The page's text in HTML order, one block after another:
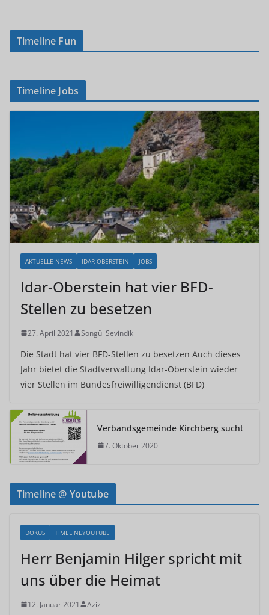
Timeline Fun
Timeline Jobs
AKTUELLE NEWS IDAR-OBERSTEIN JOBS
Idar-Oberstein hat vier BFD-
Stellen zu besetzen
27. April 2021 Songül Sevindik
Die Stadt hat vier BFD-Stellen zu besetzen Auch dieses
Jahr bietet die Stadtverwaltung Idar-Oberstein wieder
vier Stellen im Bundesfreiwilligendienst (BFD)
Verbandsgemeinde Kirchberg sucht
7. Oktober 2020
Timeline @ Youtube
DOKUS TIMELINEYOUTUBE
Herr Benjamin Hilger spricht mit
uns über die Heimat
12. Januar 2021 Aziz